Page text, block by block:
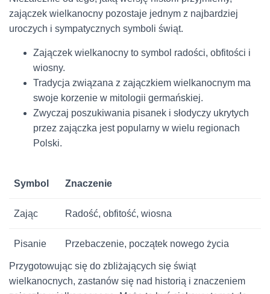
zajączek wielkanocny pozostaje jednym z najbardziej
uroczych i sympatycznych symboli świąt.
Zajączek wielkanocny to symbol radości, obfitości i
wiosny.
Tradycja związana z zajączkiem wielkanocnym ma
swoje korzenie w mitologii germańskiej.
Zwyczaj poszukiwania pisanek i słodyczy ukrytych
przez zajączka jest popularny w wielu regionach
Polski.
Symbol Znaczenie
Zając Radość, obfitość, wiosna
Pisanie Przebaczenie, początek nowego życia
Przygotowując się do zbliżających się świąt
wielkanocnych, zastanów się nad historią i znaczeniem